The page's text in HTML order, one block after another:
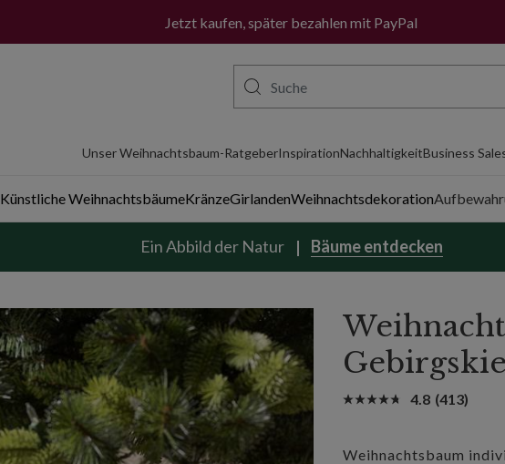
Jetzt kaufen, später bezahlen mit PayPal
Unser Weihnachtsbaum-RatgeberInspirationNachhaltigkeitBusiness
Künstliche WeihnachtsbäumeKränzeGirlandenWeihnachtsdekoration
Ein Abbild der Natur Bäume entdecken
4.8 (413)
Weihnachtsbaum